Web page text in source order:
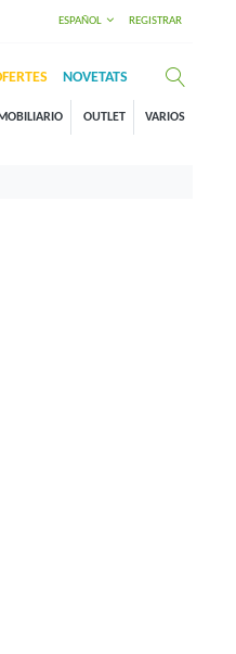
ESPAÑOL REGISTRAR
NOVETATS
MOBILIARIO OUTLET VARIOS